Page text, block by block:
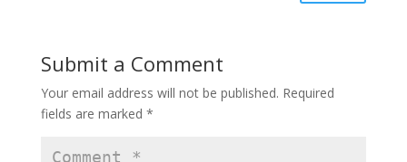
Submit a Comment
Your email address will not be published. Required
fields are marked *